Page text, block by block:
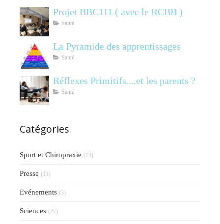
Projet BBC111 ( avec le RCBB )
Santé
La Pyramide des apprentissages
Santé
Réflexes Primitifs....et les parents ?
Santé
Catégories
Sport et Chiropraxie (13)
Presse (11)
Evénements (3)
Sciences (27)